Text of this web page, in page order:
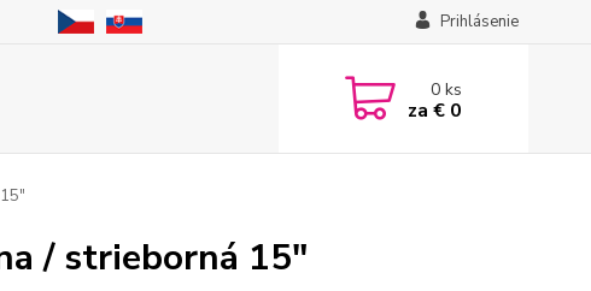
Prihlásenie
0ks
za € 0
/ strieborná 15"